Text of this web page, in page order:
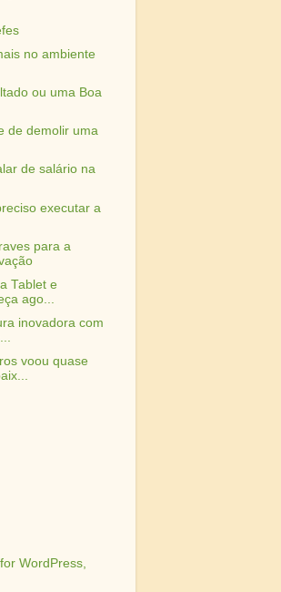
no ambiente
ou uma Boa
de demolir uma
de salário na
executar a
para a
Tablet e
ago...
inovadora com
voou quase